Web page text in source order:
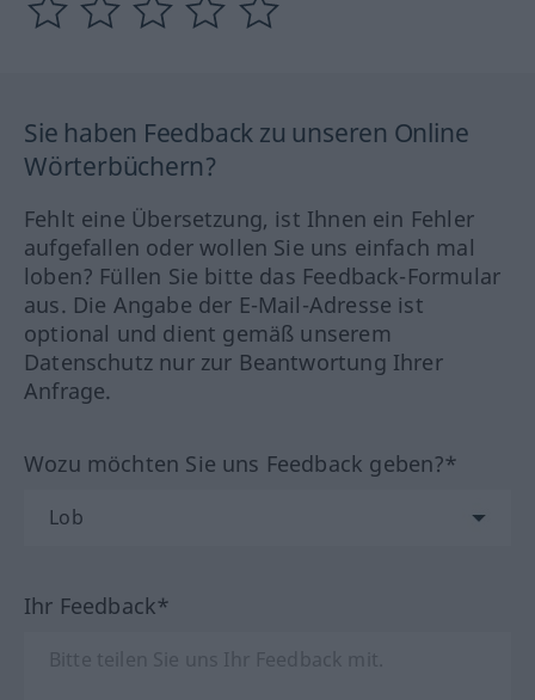
Sie haben Feedback zu unseren Online
Wörterbüchern?
Fehlt eine Übersetzung, ist Ihnen ein Fehler
aufgefallen oder wollen Sie uns einfach mal
loben? Füllen Sie bitte das Feedback-Formular
aus. Die Angabe der E-Mail-Adresse ist
optional und dient gemäß unserem
Datenschutz nur zur Beantwortung Ihrer
Anfrage.
Wozu möchten Sie uns Feedback geben?*
Ihr Feedback*